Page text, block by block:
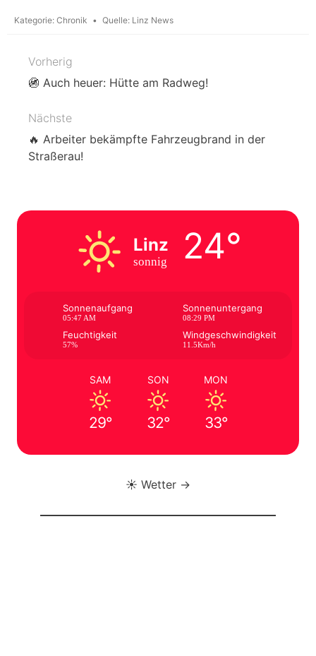
Kategorie: Chronik Quelle: Linz News
Beitragsnavigation
Vorherig
🚳 Auch heuer: Hütte am Radweg!
Nächste
🔥 Arbeiter bekämpfte Fahrzeugbrand in der
Straßerau!
Linz
sonnig 24°
Sonnenaufgang
05:47 AM
Sonnenuntergang
08:29 PM
Feuchtigkeit
57%
Windgeschwindigkeit
11.5Km/h
SAM
29°
SON
32°
MON
33°
☀️ Wetter →